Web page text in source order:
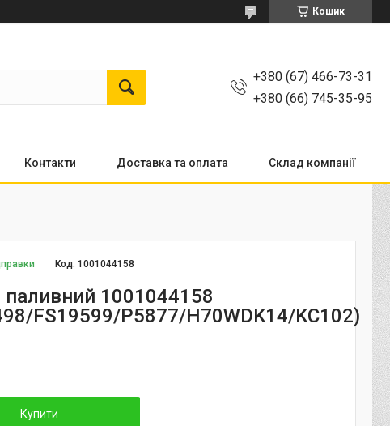
Кошик
+380 (67) 466-73-31
+380 (66) 745-35-95
Контакти Доставка та оплата Склад компанії
Код:1001044158
паливний 1001044158
FS19599/P5877/H70WDK14/KC102)
Купити